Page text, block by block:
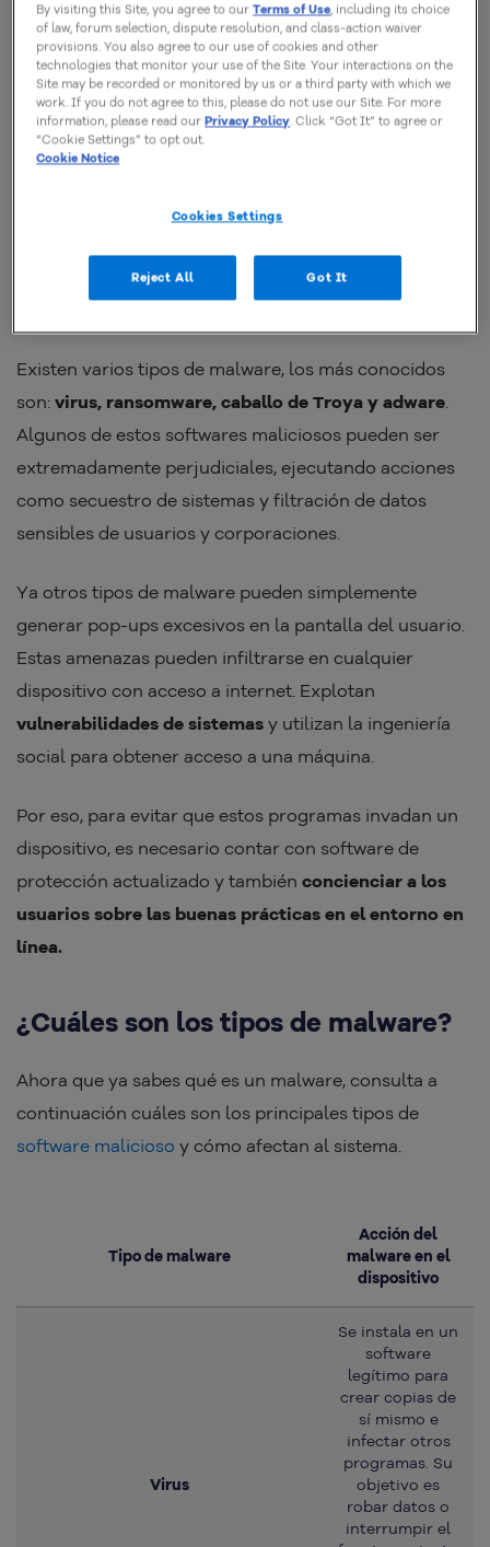
protección con la concientización de los
usuarios.
¿Qué es el malware?
Malware es un software diseñado para infiltrarse en
algún daño, como robar datos e interrumpir el
Existen varios tipos de malware, los más conocidos
son: virus, ransomware, caballo de Troya y adware.
Algunos de estos softwares maliciosos pueden ser
extremadamente perjudiciales, ejecutando acciones
como secuestro de sistemas y filtración de datos
sensibles de usuarios y corporaciones.
Ya otros tipos de malware pueden simplemente
generar pop-ups excesivos en la pantalla del usuario.
Estas amenazas pueden infiltrarse en cualquier
dispositivo con acceso a internet. Explotan
vulnerabilidades de sistemas y utilizan la ingeniería
social para obtener acceso a una máquina.
Por eso, para evitar que estos programas invadan un
dispositivo, es necesario contar con software de
protección actualizado y también concienciar a los
usuarios sobre las buenas prácticas en el entorno en
línea.
¿Cuáles son los tipos de malware?
Ahora que ya sabes qué es un malware, consulta a
continuación cuáles son los principales tipos de
software malicioso y cómo afectan al sistema.
Tipo de malware
Acción del
malware en el
dispositivo
Virus
Se instala en un
software
legítimo para
crear copias de
sí mismo e
infectar otros
programas. Su
objetivo es
robar datos o
interrumpir el
By visiting this Site, you agree to ourTerms of Use, including its choice
of law, forum selection, dispute resolution, and class-action waiver
provisions. You also agree to our use of cookies and other
technologies that monitor your use of the Site. Your interactions on the
Site may be recorded or monitored by us or a third party with which we
work. If you do not agree to this, please do not use our Site. For more
information, please read ourPrivacy Policy. Click “Got It” to agree or
“Cookie Settings” to opt out.
Cookie Notice
Cookies Settings
Reject All Got It